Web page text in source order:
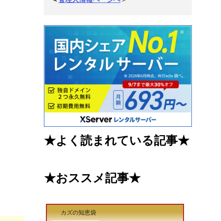
★よく読まれている記事★
★おススメ記事★
カズの知恵袋